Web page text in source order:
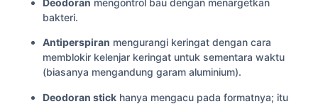
bakteri.
Antiperspiran mengurangi keringat dengan cara
memblokir kelenjar keringat untuk sementara waktu
(biasanya mengandung garam aluminium).
Deodoran stick hanya mengacu pada formatnya; itu